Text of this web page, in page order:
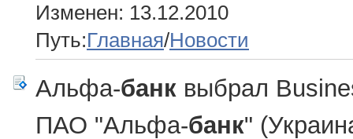
Изменен: 13.12.2010
Путь:Главная/Новости
Альфа-банк выбрал
ПАО "Альфа-банк"